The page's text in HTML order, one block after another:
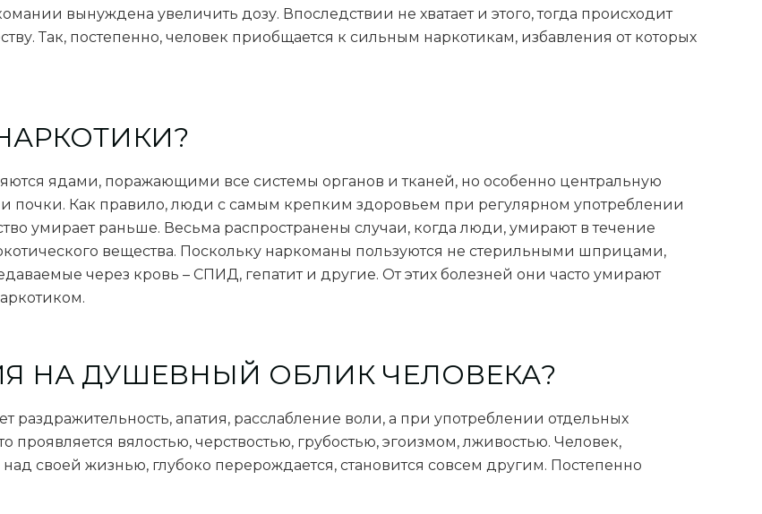
вынуждена увеличить дозу. Впоследствии не хватает и этого, тогда происходит
Так, постепенно, человек приобщается к сильным наркотикам, избавления от которых
ядами, поражающими все системы органов и тканей, но особенно центральную
почки. Как правило, люди с самым крепким здоровьем при регулярном употреблении
умирает раньше. Весьма распространены случаи, когда люди, умирают в течение
вещества. Поскольку наркоманы пользуются не стерильными шприцами,
через кровь – СПИД, гепатит и другие. От этих болезней они часто умирают
НА ДУШЕВНЫЙ ОБЛИК ЧЕЛОВЕКА?
раздражительность, апатия, расслабление воли, а при употреблении отдельных
проявляется вялостью, черствостью, грубостью, эгоизмом, лживостью. Человек,
своей жизнью, глубоко перерождается, становится совсем другим. Постепенно